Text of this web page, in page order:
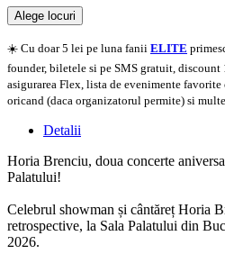
Alege locuri
☀️ Cu doar 5 lei pe luna fanii ELITE
founder, biletele si pe SMS gratuit,
asigurarea Flex, lista de evenimente
oricand (daca organizatorul permite) si
Detalii
Horia Brenciu, doua concerte
Palatului!
Celebrul showman și cântăreț Horia
retrospective, la Sala Palatului din
2026.